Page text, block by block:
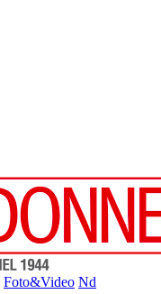
Foto&Video Nd